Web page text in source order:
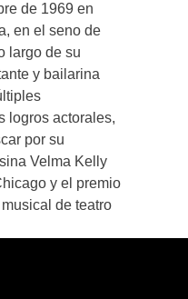
de 1969 en
en el seno de
largo de su
y bailarina
logros actorales,
por su
Velma Kelly
y el premio
de teatro